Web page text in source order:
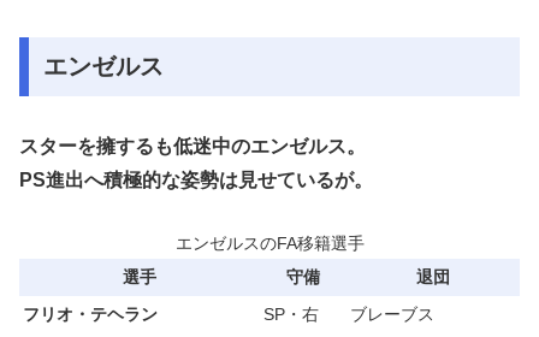
エンゼルス
スターを擁するも低迷中のエンゼルス。
PS進出へ積極的な姿勢は見せているが。
エンゼルスのFA移籍選手
選手
守備
退団
フリオ・テヘラン
SP・右
ブレーブス